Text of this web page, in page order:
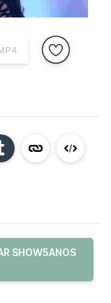
SHOW5ANOS